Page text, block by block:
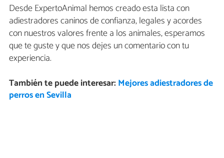
Desde ExpertoAnimal hemos creado esta lista con
adiestradores caninos de confianza, legales y acordes
con nuestros valores frente a los animales, esperamos
que te guste y que nos dejes un comentario con tu
experiencia.
También te puede interesar: Mejores adiestradores de
perros en Sevilla